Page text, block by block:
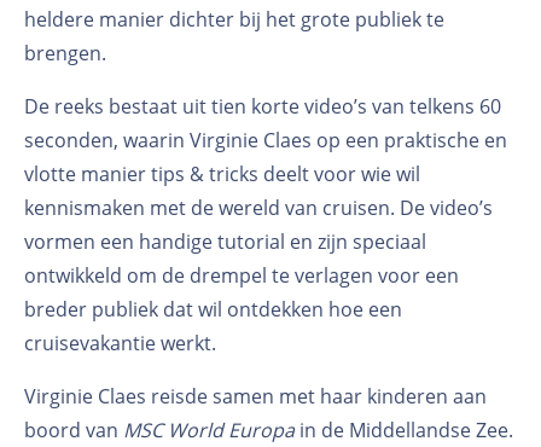
heldere manier dichter bij het grote publiek te
brengen.
De reeks bestaat uit tien korte video’s van telkens 60
seconden, waarin Virginie Claes op een praktische en
vlotte manier tips & tricks deelt voor wie wil
kennismaken met de wereld van cruisen. De video’s
vormen een handige tutorial en zijn speciaal
ontwikkeld om de drempel te verlagen voor een
breder publiek dat wil ontdekken hoe een
cruisevakantie werkt.
Virginie Claes reisde samen met haar kinderen aan
boord van MSC World Europain de Middellandse Zee.